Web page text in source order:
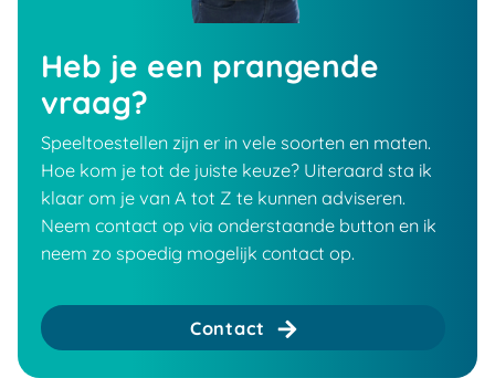
Heb je een prangende
vraag?
Speeltoestellen zijn er in vele soorten en maten.
Hoe kom je tot de juiste keuze? Uiteraard sta ik
klaar om je van A tot Z te kunnen adviseren.
Neem contact op via onderstaande button en ik
neem zo spoedig mogelijk contact op.
Contact